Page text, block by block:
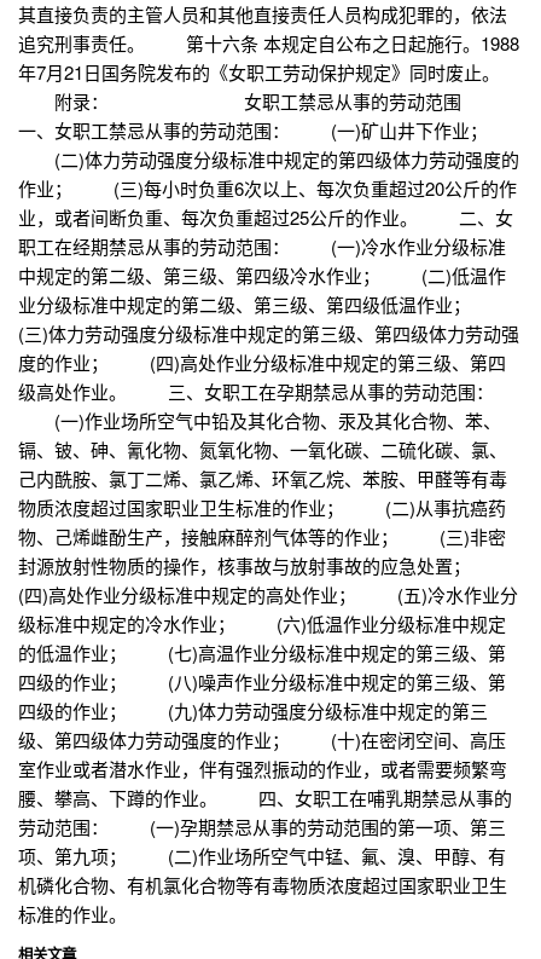
其直接负责的主管人员和其他直接责任人员构成犯罪的，依法
追究刑事责任。 第十六条 本规定自公布之日起施行。1988
年7月21日国务院发布的《女职工劳动保护规定》同时废止。
附录： 女职工禁忌从事的劳动范围
一、女职工禁忌从事的劳动范围： (一)矿山井下作业；
(二)体力劳动强度分级标准中规定的第四级体力劳动强度的
作业； (三)每小时负重6次以上、每次负重超过20公斤的作
业，或者间断负重、每次负重超过25公斤的作业。 二、女
职工在经期禁忌从事的劳动范围： (一)冷水作业分级标准
中规定的第二级、第三级、第四级冷水作业； (二)低温作
业分级标准中规定的第二级、第三级、第四级低温作业；
(三)体力劳动强度分级标准中规定的第三级、第四级体力劳动强
度的作业； (四)高处作业分级标准中规定的第三级、第四
级高处作业。 三、女职工在孕期禁忌从事的劳动范围：
(一)作业场所空气中铅及其化合物、汞及其化合物、苯、
镉、铍、砷、氰化物、氮氧化物、一氧化碳、二硫化碳、氯、
己内酰胺、氯丁二烯、氯乙烯、环氧乙烷、苯胺、甲醛等有毒
物质浓度超过国家职业卫生标准的作业； (二)从事抗癌药
物、己烯雌酚生产，接触麻醉剂气体等的作业； (三)非密
封源放射性物质的操作，核事故与放射事故的应急处置；
(四)高处作业分级标准中规定的高处作业； (五)冷水作业分
级标准中规定的冷水作业； (六)低温作业分级标准中规定
的低温作业； (七)高温作业分级标准中规定的第三级、第
四级的作业； (八)噪声作业分级标准中规定的第三级、第
四级的作业； (九)体力劳动强度分级标准中规定的第三
级、第四级体力劳动强度的作业； (十)在密闭空间、高压
室作业或者潜水作业，伴有强烈振动的作业，或者需要频繁弯
腰、攀高、下蹲的作业。 四、女职工在哺乳期禁忌从事的
劳动范围： (一)孕期禁忌从事的劳动范围的第一项、第三
项、第九项； (二)作业场所空气中锰、氟、溴、甲醇、有
机磷化合物、有机氯化合物等有毒物质浓度超过国家职业卫生
标准的作业。
相关文章